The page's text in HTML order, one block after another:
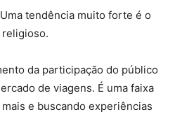
Uma tendência muito forte é o
da participação do público
de viagens. É uma faixa
e buscando experiências